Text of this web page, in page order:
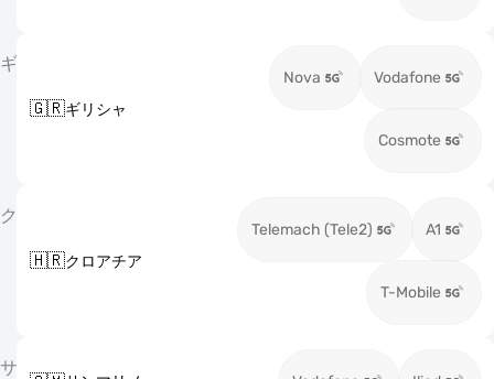
ギ
🇬🇷ギリシャ
Nova Vodafone
Cosmote
ク
🇭🇷クロアチア
Telemach (Tele2) A1
T-Mobile
サ